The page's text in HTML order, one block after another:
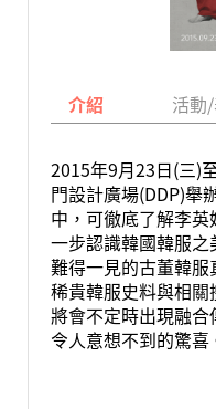
介紹 活動
2015年9月23日(三)
門設計廣場(DDP)舉
中，可徹底了解李
一步認識韓國韓服之
難得一見的古董韓
稀貴韓服史料與相
將會不定時出現融
令人意想不到的驚喜